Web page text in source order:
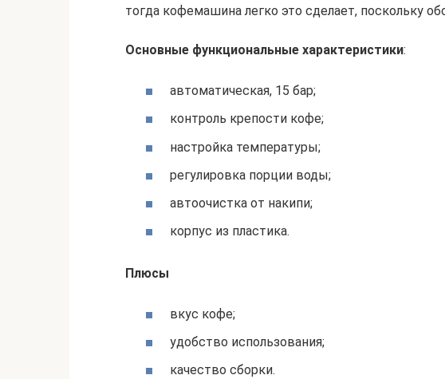
тогда кофемашина легко это сделает, поскольку
Основные функциональные характеристики:
автоматическая, 15 бар;
контроль крепости кофе;
настройка температуры;
регулировка порции воды;
автоочистка от накипи;
корпус из пластика.
Плюсы
вкус кофе;
удобство использования;
качество сборки.